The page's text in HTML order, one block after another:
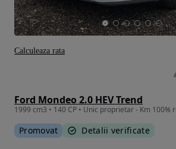
Ford Mondeo 2.0 HEV Trend
Promovat Detalii verificate
Calculeaza rata